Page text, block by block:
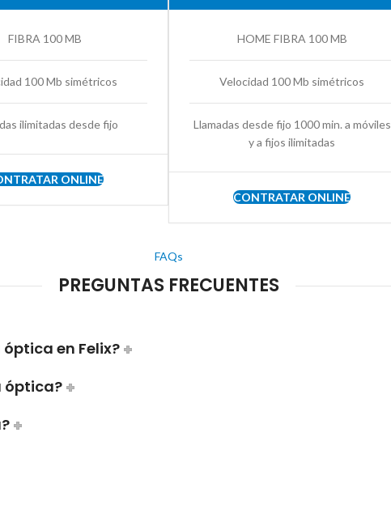
FIBRA 100 MB
100 Mb simétricos
ilimitadas desde fijo
ONLINE
HOME FIBRA 100 MB
Velocidad 100 Mb simétricos
Llamadas desde fijo 1000 min. a móviles
y a fijos ilimitadas
CONTRATAR ONLINE
FAQs
PREGUNTAS FRECUENTES
en Felix?
óptica?